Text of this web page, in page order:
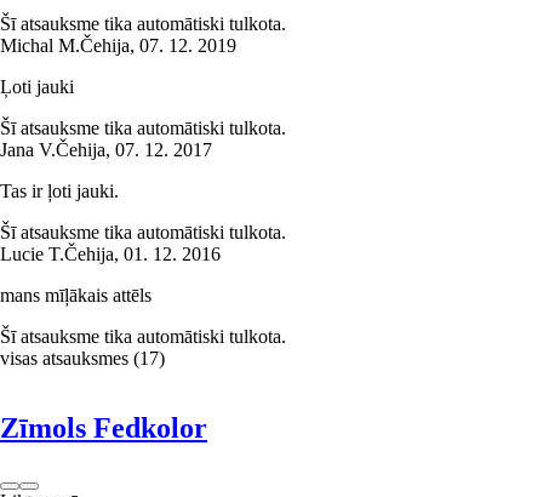
Šī atsauksme tika automātiski tulkota.
Michal M.Čehija, 07. 12. 2019
Ļoti jauki
Šī atsauksme tika automātiski tulkota.
Jana V.Čehija, 07. 12. 2017
Tas ir ļoti jauki.
Šī atsauksme tika automātiski tulkota.
Lucie T.Čehija, 01. 12. 2016
mans mīļākais attēls
Šī atsauksme tika automātiski tulkota.
visas atsauksmes (17)
Zīmols Fedkolor